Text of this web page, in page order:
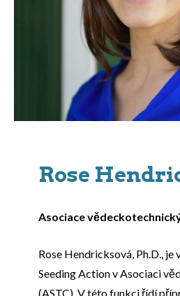
Rose
Asociace
Rose Hendricksová, Ph.D.,
Seeding Action v Asociaci
(ASTC). V této funkci řídí